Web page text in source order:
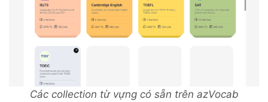
Các collection từ vựng có sẵn trên azVocab